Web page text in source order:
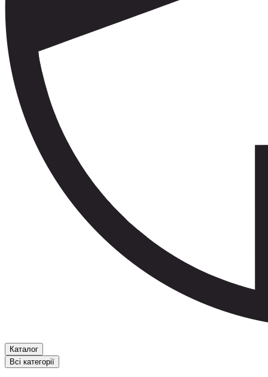
Каталог
Всі категорії